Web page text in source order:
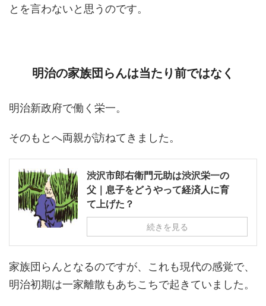
とを言わないと思うのです。
明治の家族団らんは当たり前ではなく
明治新政府で働く栄一。
そのもとへ両親が訪ねてきました。
渋沢市郎右衛門元助は渋沢栄一の
父｜息子をどうやって経済人に育
て上げた？
続きを見る
家族団らんとなるのですが、これも現代の感覚で、
明治初期は一家離散もあちこちで起きていました。